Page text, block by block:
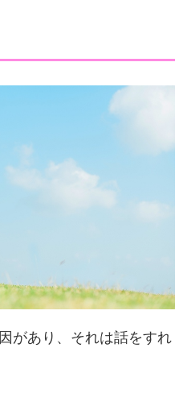
があり、それは話をすれ